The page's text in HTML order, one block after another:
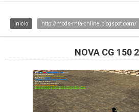
Inicio http://mods-mta-online.blogspot.com/
NOVA CG 150